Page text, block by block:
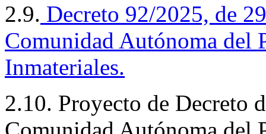
2.9. Decreto 92/2025, de
Comunidad Autónoma del
Inmateriales.
2.10. Proyecto de Decreto